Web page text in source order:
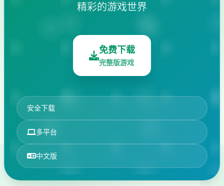
精彩的游戏世界
免费下载
完整版游戏
安全下载
多平台
中文版